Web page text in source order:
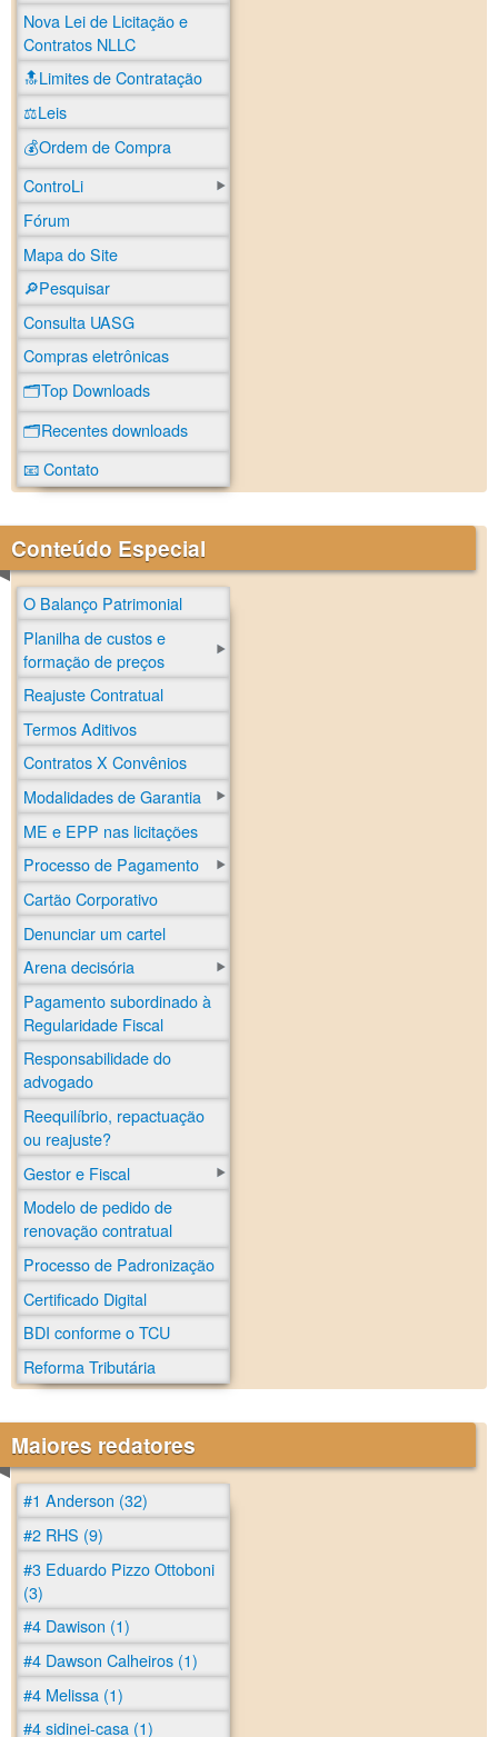
Nova Lei de Licitação e
Contratos NLLC
🔝Limites de Contratação
⚖️Leis
💰Ordem de Compra
ControLi
Fórum
Mapa do Site
🔎Pesquisar
Consulta UASG
Compras eletrônicas
🗂️Top Downloads
🗂️Recentes downloads
📧 Contato
Conteúdo Especial
O Balanço Patrimonial
Planilha de custos e
formação de preços
Reajuste Contratual
Termos Aditivos
Contratos X Convênios
Modalidades de Garantia
ME e EPP nas licitações
Processo de Pagamento
Cartão Corporativo
Denunciar um cartel
Arena decisória
Pagamento subordinado à
Regularidade Fiscal
Responsabilidade do
advogado
Reequilíbrio, repactuação
ou reajuste?
Gestor e Fiscal
Modelo de pedido de
renovação contratual
Processo de Padronização
Certificado Digital
BDI conforme o TCU
Reforma Tributária
Maiores redatores
#1 Anderson (32)
#2 RHS (9)
#3 Eduardo Pizzo Ottoboni
(3)
#4 Dawison (1)
#4 Dawson Calheiros (1)
#4 Melissa (1)
#4 sidinei-casa (1)